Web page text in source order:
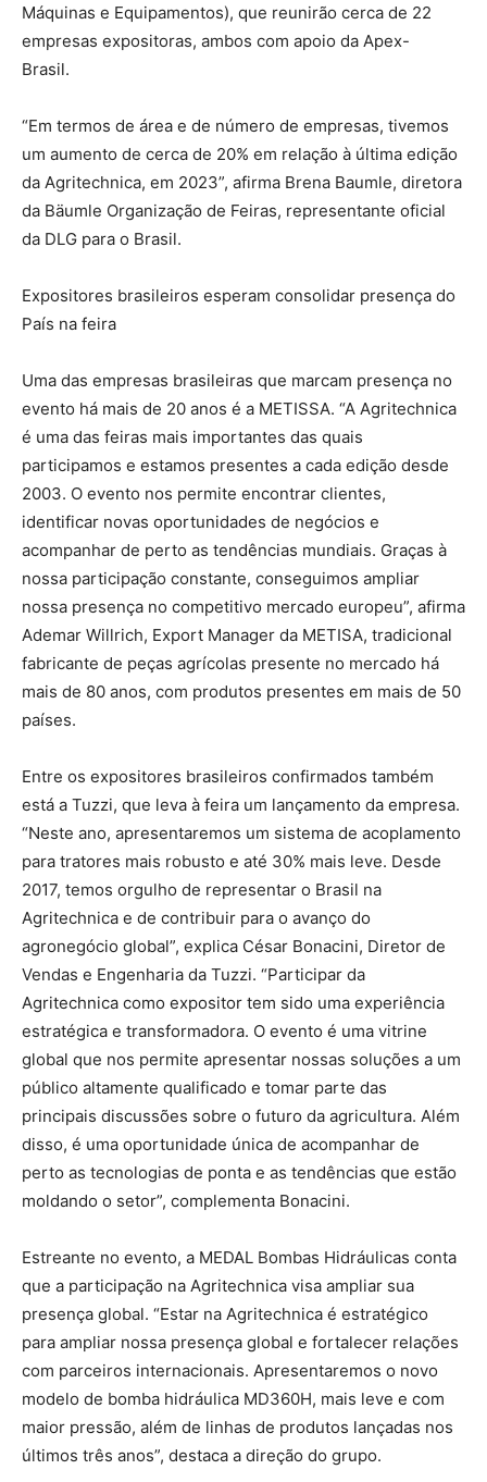
Máquinas e Equipamentos), que reunirão cerca de 22
empresas expositoras, ambos com apoio da Apex-
Brasil.
“Em termos de área e de número de empresas, tivemos
um aumento de cerca de 20% em relação à última edição
da Agritechnica, em 2023”, afirma Brena Baumle, diretora
da Bäumle Organização de Feiras, representante oficial
da DLG para o Brasil.
Expositores brasileiros esperam consolidar presença do
País na feira
Uma das empresas brasileiras que marcam presença no
evento há mais de 20 anos é a METISSA. “A Agritechnica
é uma das feiras mais importantes das quais
participamos e estamos presentes a cada edição desde
2003. O evento nos permite encontrar clientes,
identificar novas oportunidades de negócios e
acompanhar de perto as tendências mundiais. Graças à
nossa participação constante, conseguimos ampliar
nossa presença no competitivo mercado europeu”, afirma
Ademar Willrich, Export Manager da METISA, tradicional
fabricante de peças agrícolas presente no mercado há
mais de 80 anos, com produtos presentes em mais de 50
países.
Entre os expositores brasileiros confirmados também
está a Tuzzi, que leva à feira um lançamento da empresa.
“Neste ano, apresentaremos um sistema de acoplamento
para tratores mais robusto e até 30% mais leve. Desde
2017, temos orgulho de representar o Brasil na
Agritechnica e de contribuir para o avanço do
agronegócio global”, explica César Bonacini, Diretor de
Vendas e Engenharia da Tuzzi. “Participar da
Agritechnica como expositor tem sido uma experiência
estratégica e transformadora. O evento é uma vitrine
global que nos permite apresentar nossas soluções a um
público altamente qualificado e tomar parte das
principais discussões sobre o futuro da agricultura. Além
disso, é uma oportunidade única de acompanhar de
perto as tecnologias de ponta e as tendências que estão
moldando o setor”, complementa Bonacini.
Estreante no evento, a MEDAL Bombas Hidráulicas conta
que a participação na Agritechnica visa ampliar sua
presença global. “Estar na Agritechnica é estratégico
para ampliar nossa presença global e fortalecer relações
com parceiros internacionais. Apresentaremos o novo
modelo de bomba hidráulica MD360H, mais leve e com
maior pressão, além de linhas de produtos lançadas nos
últimos três anos”, destaca a direção do grupo.